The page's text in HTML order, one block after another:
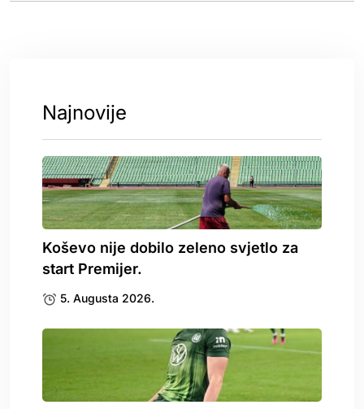
Najnovije
Koševo nije dobilo zeleno svjetlo za
start Premijer.
5. Augusta 2026.